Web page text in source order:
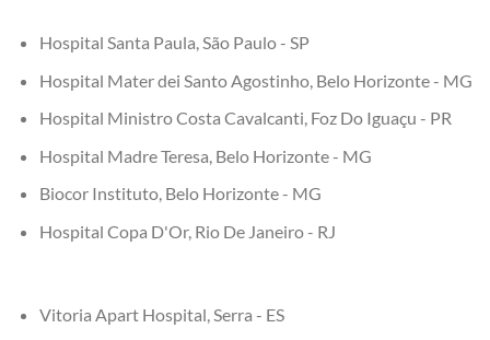
Hospital Santa Paula, São Paulo - SP
Hospital Mater dei Santo Agostinho, Belo Horizonte - MG
Hospital Ministro Costa Cavalcanti, Foz Do Iguaçu - PR
Hospital Madre Teresa, Belo Horizonte - MG
Biocor Instituto, Belo Horizonte - MG
Hospital Copa D'Or, Rio De Janeiro - RJ
Vitoria Apart Hospital, Serra - ES